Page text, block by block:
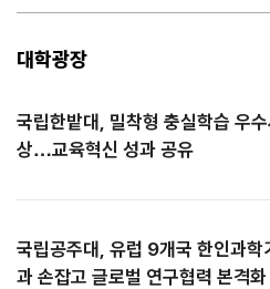
대학광장
국립한밭대, 밀착형 충실학습 우수
상…교육혁신 성과 공유
국립공주대, 유럽 9개국 한인과학
과 손잡고 글로벌 연구협력 본격화